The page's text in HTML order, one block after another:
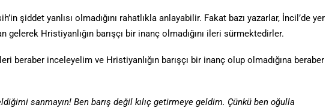
şiddet yanlısı olmadığını rahatlıkla anlayabilir. Fakat bazı yazarlar, İncil’de yer
gelerek Hristiyanlığın barışçı bir inanç olmadığını ileri sürmektedirler.
beraber inceleyelim ve Hristiyanlığın barışçı bir inanç olup olmadığına beraber
sanmayın! Ben barış değil kılıç getirmeye geldim. Çünkü ben oğulla